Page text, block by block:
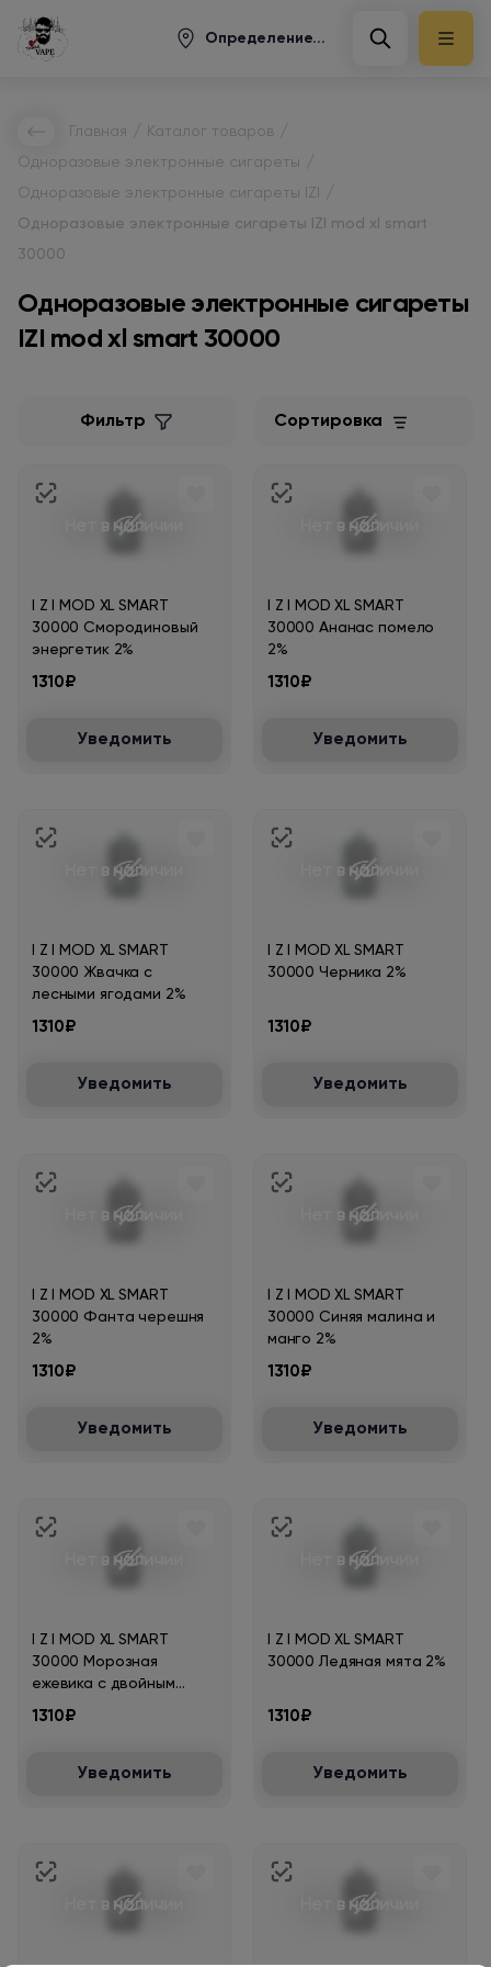
Определение...
Главная Каталог товаров
Одноразовые электронные сигареты
Одноразовые электронные сигареты IZI
Одноразовые электронные сигареты IZI mod xl smart
30000
Одноразовые электронные сигареты
IZI mod xl smart 30000
Фильтр Сортировка
Нет в наличии
I Z I MOD XL SMART
30000 Смородиновый
энергетик 2%
1310₽
Уведомить
Нет в наличии
I Z I MOD XL SMART
30000 Ананас помело
2%
1310₽
Уведомить
Нет в наличии
I Z I MOD XL SMART
30000 Жвачка с
лесными ягодами 2%
1310₽
Уведомить
Нет в наличии
I Z I MOD XL SMART
30000 Черника 2%
1310₽
Уведомить
Нет в наличии
I Z I MOD XL SMART
30000 Фанта черешня
2%
1310₽
Уведомить
Нет в наличии
I Z I MOD XL SMART
30000 Синяя малина и
манго 2%
1310₽
Уведомить
Нет в наличии
I Z I MOD XL SMART
30000 Морозная
ежевика с двойным
льдом 2%
1310₽
Уведомить
Нет в наличии
I Z I MOD XL SMART
30000 Ледяная мята 2%
1310₽
Уведомить
Нет в наличии Нет в наличии